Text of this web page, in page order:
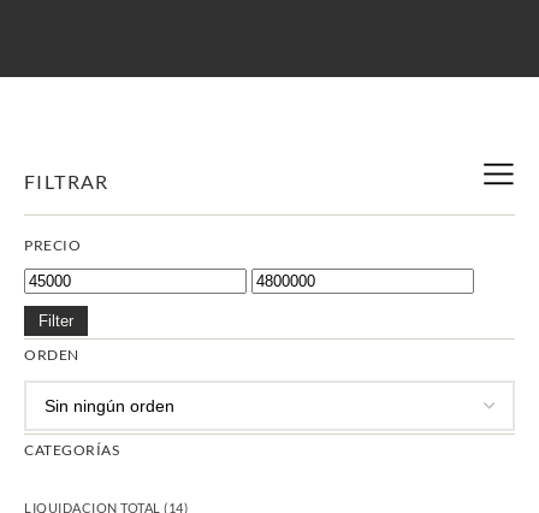
FILTRAR
PRECIO
Filter
ORDEN
CATEGORÍAS
LIQUIDACION TOTAL (14)